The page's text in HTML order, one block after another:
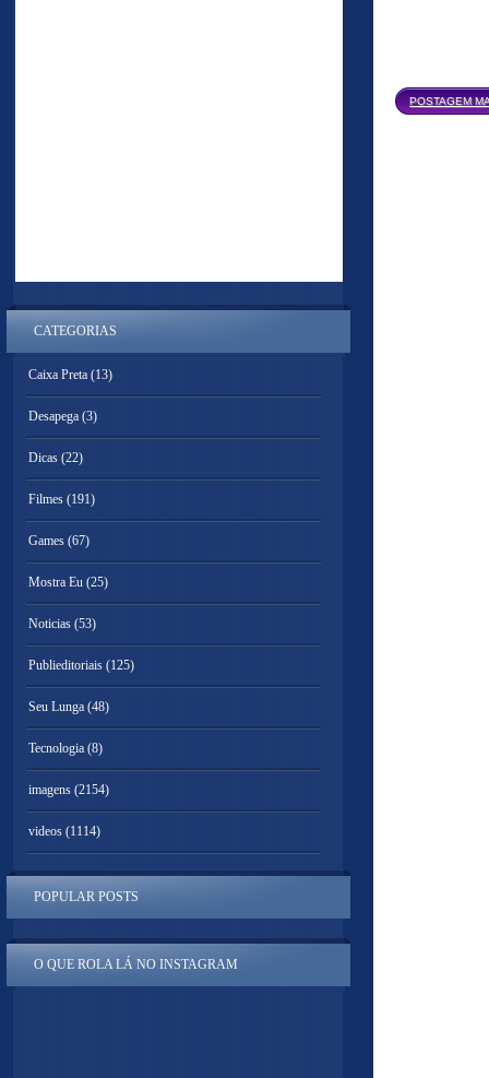
POSTAGEM
CATEGORIAS
Caixa Preta (13)
Desapega (3)
Dicas (22)
Filmes (191)
Games (67)
Mostra Eu (25)
Noticias (53)
Publieditoriais (125)
Seu Lunga (48)
Tecnologia (8)
imagens (2154)
videos (1114)
POPULAR POSTS
O QUE ROLA LÁ NO INSTAGRAM